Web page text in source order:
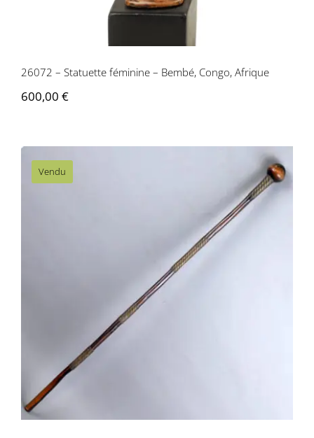
26072 – Statuette féminine – Bembé, Congo, Afrique
600,00 €
Vendu
AF082 – Masse Zoulou – Afrique du Sud